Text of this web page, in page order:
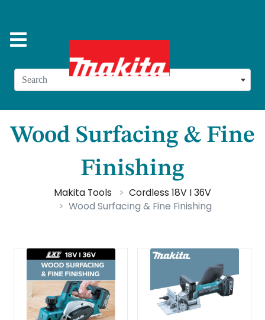
Search
Wood Surfacing & Fine
Finishing
Makita Tools
Cordless 18V I 36V
Wood Surfacing & Fine Finishing